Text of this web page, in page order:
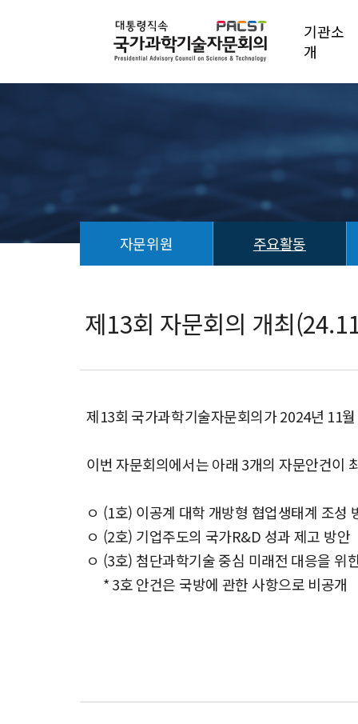
기관소
개
자문위원 주요활동
과
제13회 자문회의 개최
제13회 국가과학기술자문회의가 2024년 11
이번 자문회의에서는 아래 3개의 자문안건이
ㅇ (1호) 이공계 대학 개방형 협업생태계 조성
ㅇ (2호) 기업주도의 국가R&D 성과 제고 방안
ㅇ (3호) 첨단과학기술 중심 미래전 대응을 위
* 3호 안건은 국방에 관한 사항으로 비공개